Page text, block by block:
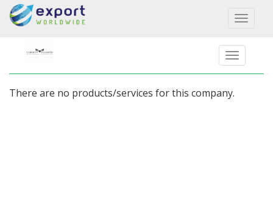
Toggle
There are no products/services for this company.